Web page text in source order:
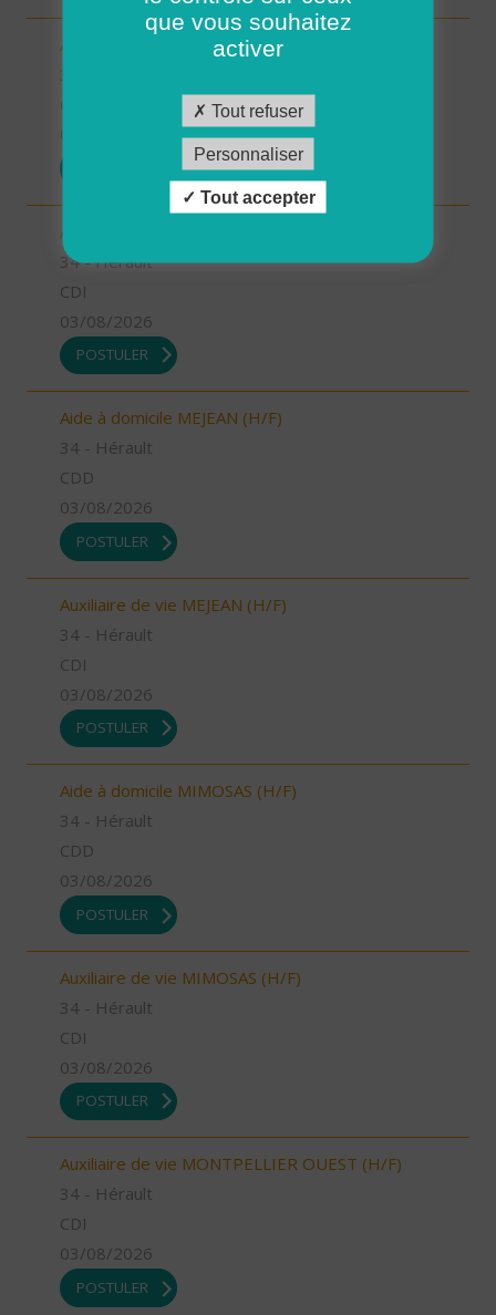
Aide à domicile ANIANE (H/F)
Auxiliaire de vie GIGNAC (H/F)
34 - Hérault
CDI
03/08/2026
POSTULER
Aide à domicile MEJEAN (H/F)
34 - Hérault
CDD
03/08/2026
POSTULER
Auxiliaire de vie MEJEAN (H/F)
34 - Hérault
CDI
03/08/2026
POSTULER
Aide à domicile MIMOSAS (H/F)
34 - Hérault
CDD
03/08/2026
POSTULER
Auxiliaire de vie MIMOSAS (H/F)
34 - Hérault
CDI
03/08/2026
POSTULER
Auxiliaire de vie MONTPELLIER OUEST (H/F)
34 - Hérault
CDI
03/08/2026
POSTULER
que vous souhaitez
activer
Tout refuser
Personnaliser
Tout accepter